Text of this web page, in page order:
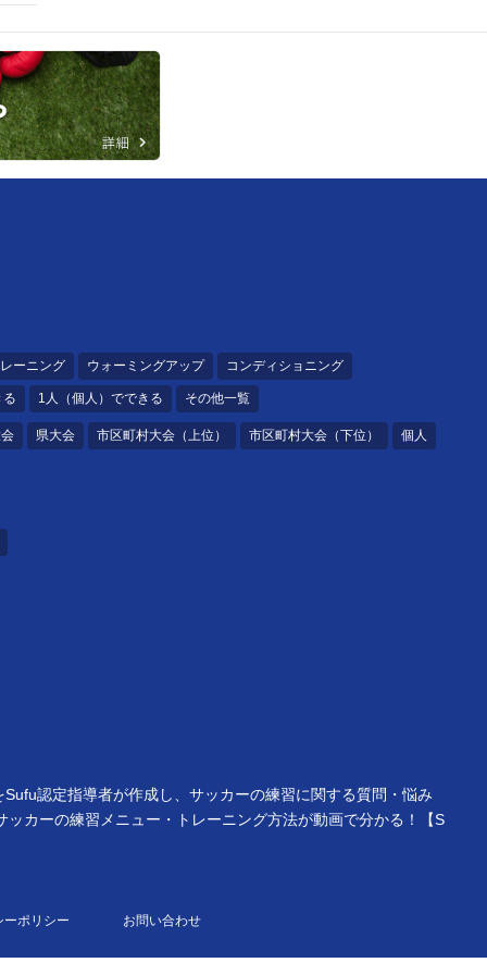
ーニング ウォーミングアップ コンディショニング
る 1人（個人）でできる その他一覧
県大会 市区町村大会（上位） 市区町村大会（下位） 個人
認定指導者が作成し、サッカーの練習に関する質問・悩み
カーの練習メニュー・トレーニング方法が動画で分かる！【S
ーポリシー お問い合わせ